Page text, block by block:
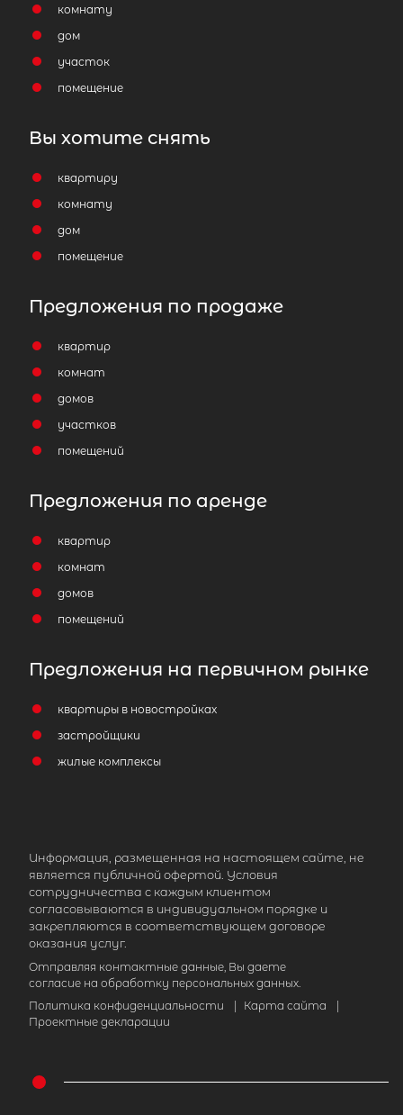
комнату
дом
участок
помещение
Вы хотите снять
квартиру
комнату
дом
помещение
Предложения по продаже
квартир
комнат
домов
участков
помещений
Предложения по аренде
квартир
комнат
домов
помещений
Предложения на первичном рынке
квартиры в новостройках
застройщики
жилые комплексы
Информация, размещенная на настоящем сайте, не
является публичной офертой. Условия
сотрудничества с каждым клиентом
согласовываются в индивидуальном порядке и
закрепляются в соответствующем договоре
оказания услуг.
Отправляя контактные данные, Вы даете
согласие на обработку персональных данных.
Политика конфиденциальности
Карта сайта
Проектные декларации